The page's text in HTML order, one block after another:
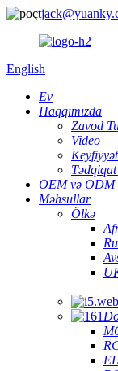
English
Ev
Haqqımızda
Zavod
Video
Keyfiyyət
OEM və ODM
Məhsullar
Ölkə